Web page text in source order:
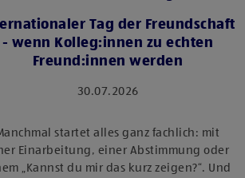
Tag der Freundschaft
- wenn Kolleg:innen zu echten
Freund:innen werden
30.07.2026
startet alles ganz fachlich: mit
Einarbeitung, einer Abstimmung oder
„Kannst du mir das kurz zeigen?“. Und